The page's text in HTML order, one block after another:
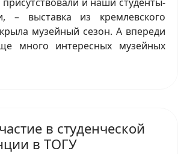
– выставка из кремлевского
музейный сезон. А впереди
много интересных музейных
в студенческой
в ТОГУ